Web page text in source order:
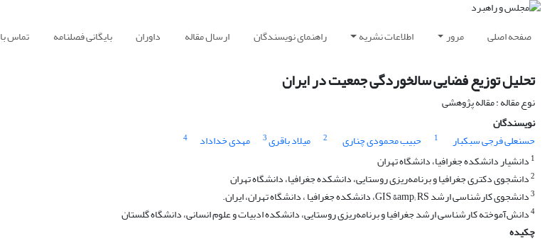
صفحه اصلی مرور اطلاعات نشریه راهنمای نویسندگان ارسال مقاله داوران بایگانی فصلنامه تماس
تحلیل توزیع فضایی سالخوردگی جمعیت در ایران
نوع مقاله : مقاله پژوهشی
نویسندگان
حسنعلی فرجی سبکبار
1 حبیب محمودی چناری 2 میلاد باقری3 مهدی خداداد
4
1 دانشیار دانشکده جغرافیا، دانشگاه تهران
2دانشجوی دکتری جغرافیا و برنامه‌ریزی روستایی، دانشکده جغرافیا، دانشگاه تهران
3دانشجوی کارشناسی ارشد GIS &amp; RS، دانشکده جغرافیا ، دانشگاه تهران، ایران.
4دانش‌آموخته کارشناسی ارشد جغرافیا و برنامه‌ریزی روستایی، دانشکده ادبیات و علوم انسانی، دانشگاه گلستان
چکیده